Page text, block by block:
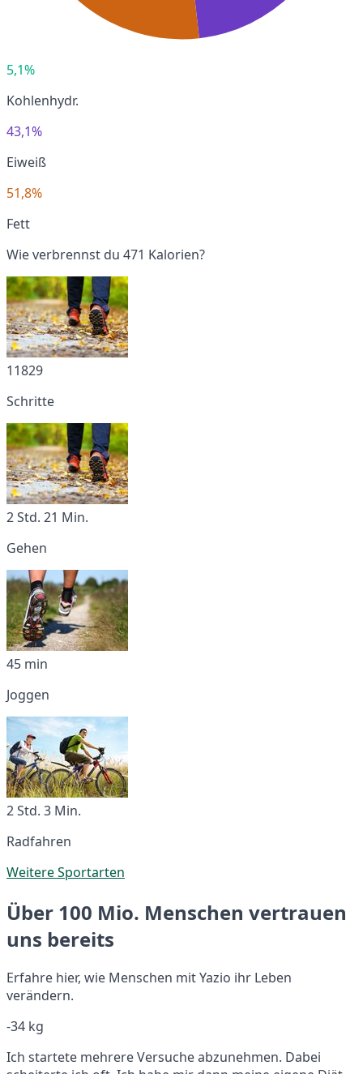
5,1%
Kohlenhydr.
43,1%
Eiweiß
51,8%
Fett
Wie verbrennst du 471 Kalorien?
11829
Schritte
2 Std. 21 Min.
Gehen
45 min
Joggen
2 Std. 3 Min.
Radfahren
Weitere Sportarten
Über 100 Mio. Menschen vertrauen
uns bereits
Erfahre hier, wie Menschen mit Yazio ihr Leben
verändern.
-34 kg
Ich startete mehrere Versuche abzunehmen. Dabei